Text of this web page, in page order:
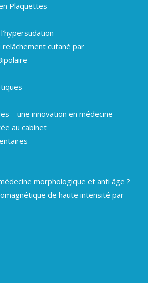
Plaquettes
cutané par
– une innovation en médecine
au cabinet
morphologique et anti âge ?
de haute intensité par